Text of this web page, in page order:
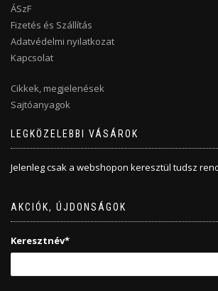
ÁSzF
Fizetés és Szállítás
Adatvédelmi nyilatkozat
Kapcsolat
Cikkek, megjelenések
Sajtóanyagok
LEGKÖZELEBBI VÁSÁROK
Jelenleg csak a webshopon keresztül tudsz
AKCIÓK, ÚJDONSÁGOK
Keresztnév*